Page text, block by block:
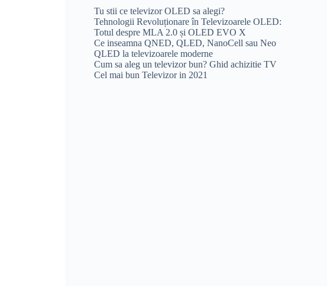
Tu stii ce televizor OLED sa alegi?
Tehnologii Revoluționare în Televizoarele OLED:
Totul despre MLA 2.0 și OLED EVO X
Ce inseamna QNED, QLED, NanoCell sau Neo
QLED la televizoarele moderne
Cum sa aleg un televizor bun? Ghid achizitie TV
Cel mai bun Televizor in 2021